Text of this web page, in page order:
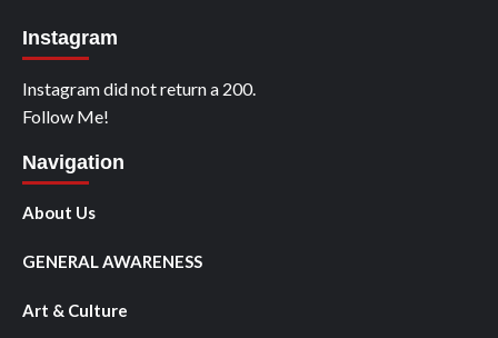
Instagram
Instagram did not return a 200.
Follow Me!
Navigation
About Us
GENERAL AWARENESS
Art & Culture